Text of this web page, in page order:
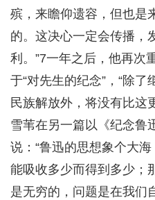
殡，来瞻仰遗容，但也是
的。这决心一定会传播，
利。”7一年之后，他再次
于“对先生的纪念”，“除
民族解放外，将没有比这
雪苇在另一篇以《纪念鲁
说：“鲁迅的思想象个大
能吸收多少而得到多少；
是无穷的，问题是在我们